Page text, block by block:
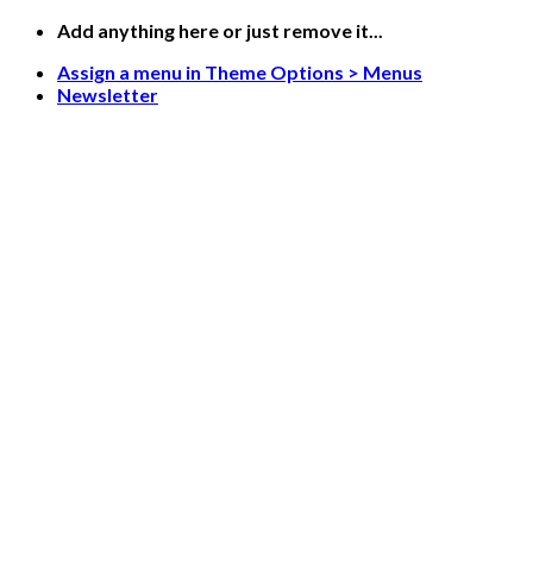
Saltar
contenido
Add anything here or just remove it...
Assign a menu in Theme Options > Menus
Newsletter